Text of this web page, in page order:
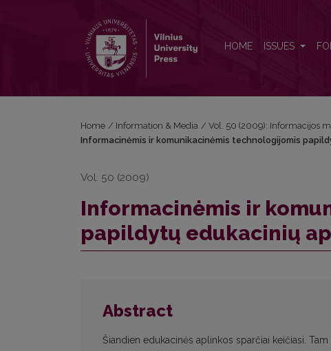
HOME ISSUES
Home / Information & Media / Vol. 50 (2009): Informacijos
Informacinėmis ir komunikacinėmis technologijomis
Vol. 50 (2009)
Informacinėmis ir
papildytų edukacinių
Abstract
Šiandien edukacinės aplinkos sparčiai keičiasi.